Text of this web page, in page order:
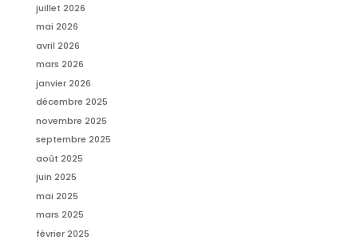
juillet 2026
mai 2026
avril 2026
mars 2026
janvier 2026
décembre 2025
novembre 2025
septembre 2025
août 2025
juin 2025
mai 2025
mars 2025
février 2025